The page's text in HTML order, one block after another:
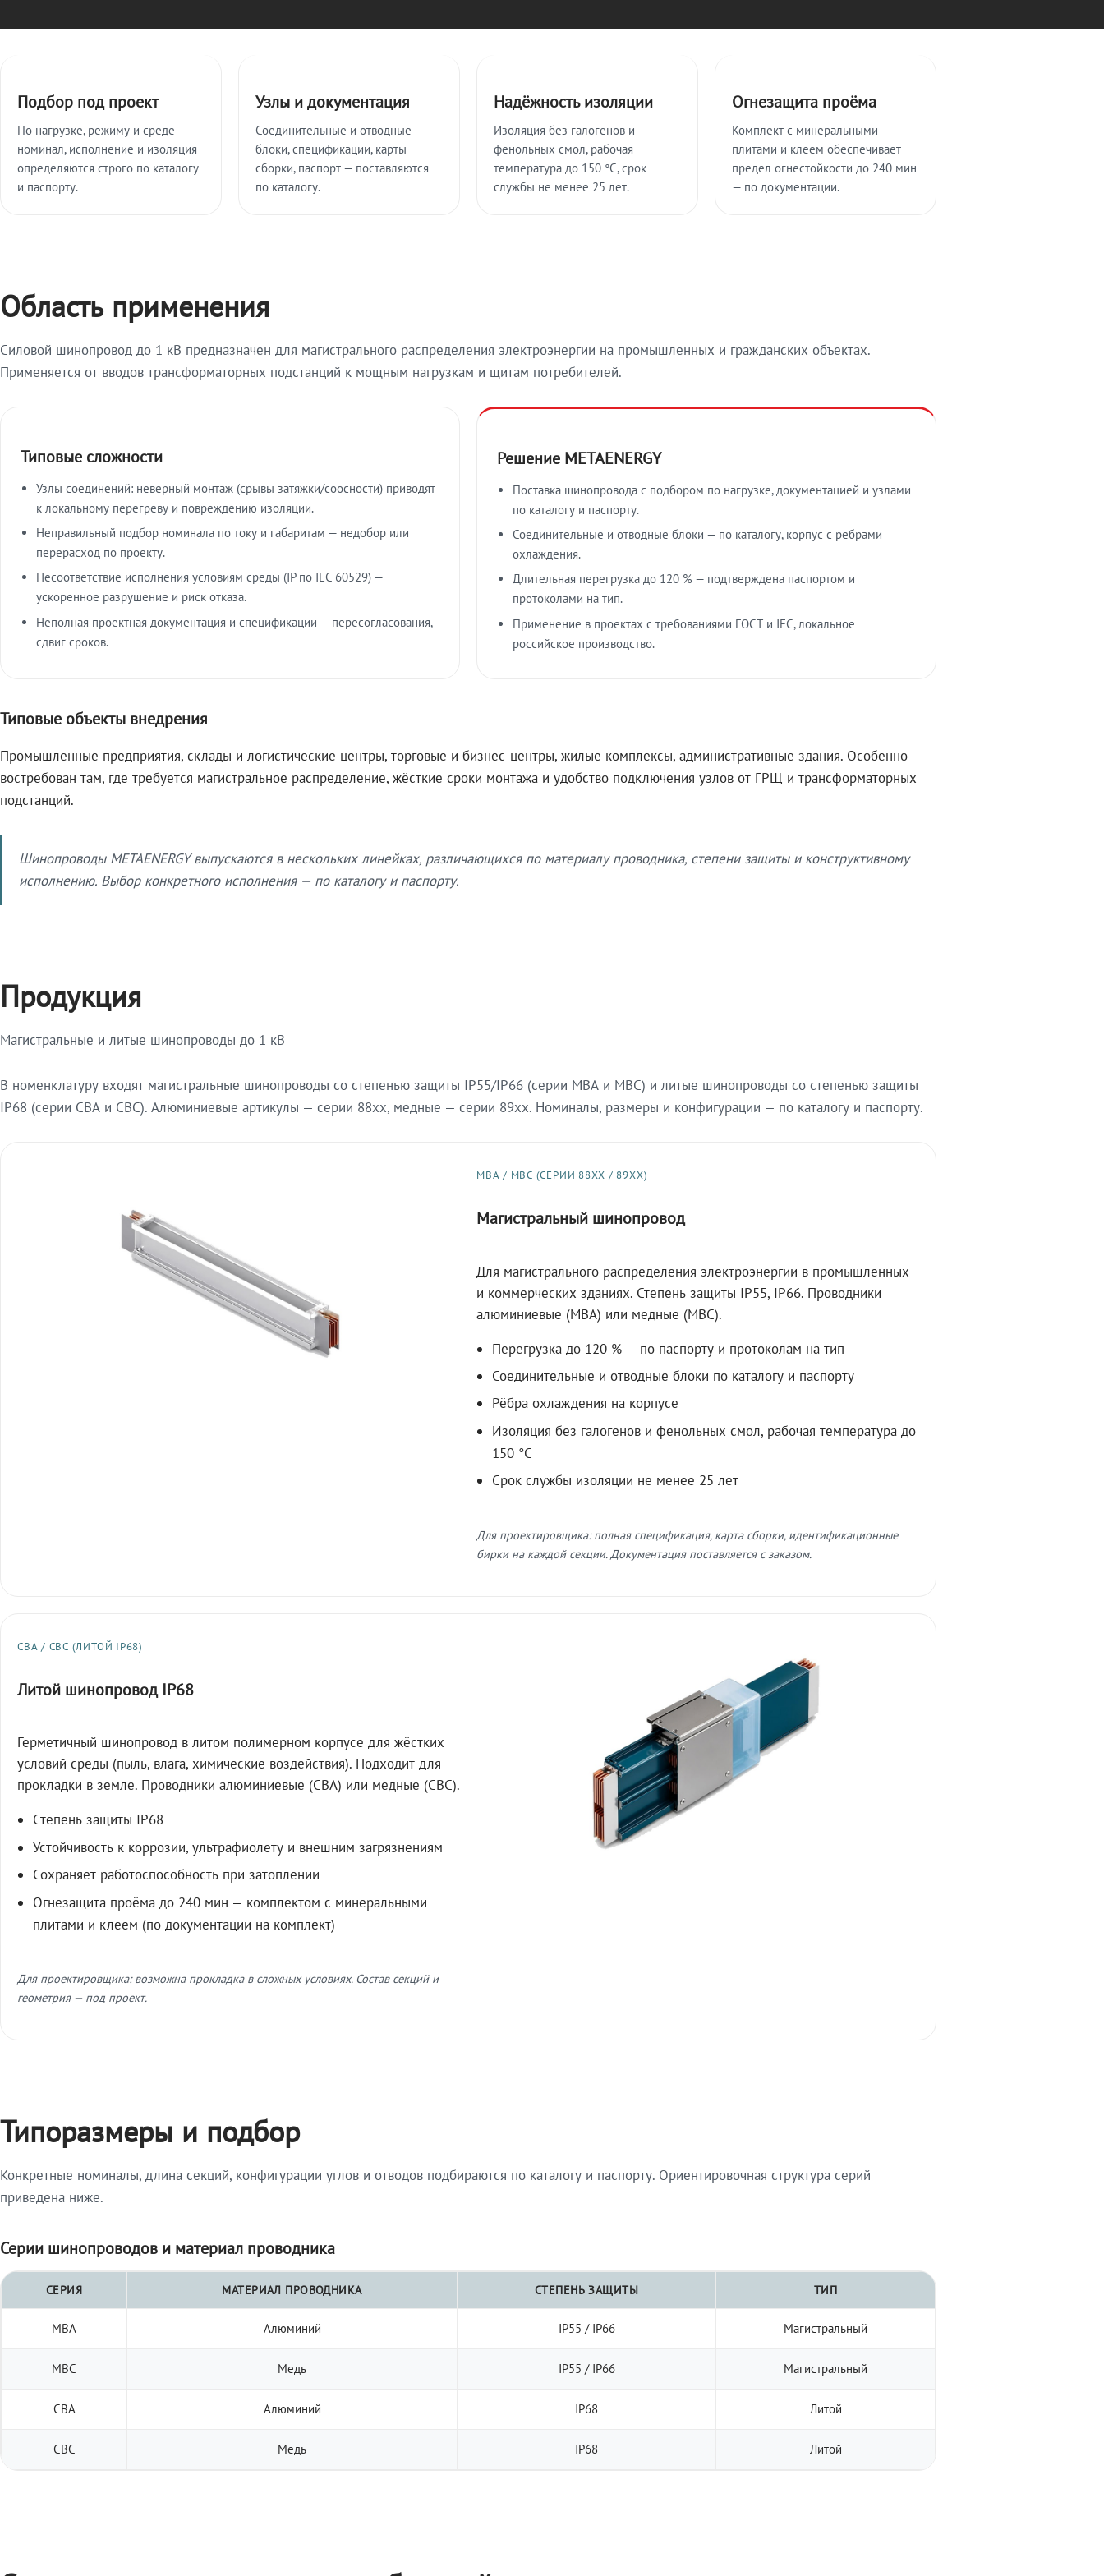
Подбор под проект
По нагрузке, режиму и среде —
номинал, исполнение и изоляция
определяются строго по каталогу
и паспорту.
Узлы и документация
Соединительные и отводные
блоки, спецификации, карты
сборки, паспорт — поставляются
по каталогу.
Надёжность изоляции
Изоляция без галогенов и
фенольных смол, рабочая
температура до 150 °C, срок
службы не менее 25 лет.
Огнезащита проёма
Комплект с минеральными
плитами и клеем обеспечивает
предел огнестойкости до 240 мин
— по документации.
Область применения
Силовой шинопровод до 1 кВ предназначен для магистрального распределения электроэнергии на промышленных и гражданских объектах.
Применяется от вводов трансформаторных подстанций к мощным нагрузкам и щитам потребителей.
Типовые сложности
Узлы соединений: неверный монтаж (срывы затяжки/соосности) приводят
к локальному перегреву и повреждению изоляции.
Неправильный подбор номинала по току и габаритам — недобор или
перерасход по проекту.
Несоответствие исполнения условиям среды (IP по IEC 60529) —
ускоренное разрушение и риск отказа.
Неполная проектная документация и спецификации — пересогласования,
сдвиг сроков.
Решение METAENERGY
Поставка шинопровода с подбором по нагрузке, документацией и узлами
по каталогу и паспорту.
Соединительные и отводные блоки — по каталогу, корпус с рёбрами
охлаждения.
Длительная перегрузка до 120 % — подтверждена паспортом и
протоколами на тип.
Применение в проектах с требованиями ГОСТ и IEC, локальное
российское производство.
Типовые объекты внедрения
Промышленные предприятия, склады и логистические центры, торговые и бизнес-центры, жилые комплексы, административные здания. Особенно
востребован там, где требуется магистральное распределение, жёсткие сроки монтажа и удобство подключения узлов от ГРЩ и трансформаторных
подстанций.
Шинопроводы METAENERGY выпускаются в нескольких линейках, различающихся по материалу проводника, степени защиты и конструктивному
исполнению. Выбор конкретного исполнения — по каталогу и паспорту.
Продукция
Магистральные и литые шинопроводы до 1 кВ
В номенклатуру входят магистральные шинопроводы со степенью защиты IP55/IP66 (серии МВА и МВС) и литые шинопроводы со степенью защиты
IP68 (серии СВА и СВС). Алюминиевые артикулы — серии 88xx, медные — серии 89xx. Номиналы, размеры и конфигурации — по каталогу и паспорту.
МВА / МВС (СЕРИИ 88XX / 89XX)
Магистральный шинопровод
Для магистрального распределения электроэнергии в промышленных
и коммерческих зданиях. Степень защиты IP55, IP66. Проводники
алюминиевые (МВА) или медные (МВС).
Перегрузка до 120 % — по паспорту и протоколам на тип
Соединительные и отводные блоки по каталогу и паспорту
Рёбра охлаждения на корпусе
Изоляция без галогенов и фенольных смол, рабочая температура до
150 °C
Срок службы изоляции не менее 25 лет
Для проектировщика: полная спецификация, карта сборки, идентификационные
бирки на каждой секции. Документация поставляется с заказом.
СВА / СВС (ЛИТОЙ IP68)
Литой шинопровод IP68
Герметичный шинопровод в литом полимерном корпусе для жёстких
условий среды (пыль, влага, химические воздействия). Подходит для
прокладки в земле. Проводники алюминиевые (СВА) или медные (СВС).
Степень защиты IP68
Устойчивость к коррозии, ультрафиолету и внешним загрязнениям
Сохраняет работоспособность при затоплении
Огнезащита проёма до 240 мин — комплектом с минеральными
плитами и клеем (по документации на комплект)
Для проектировщика: возможна прокладка в сложных условиях. Состав секций и
геометрия — под проект.
Типоразмеры и подбор
Конкретные номиналы, длина секций, конфигурации углов и отводов подбираются по каталогу и паспорту. Ориентировочная структура серий
приведена ниже.
Серии шинопроводов и материал проводника
СЕРИЯ МАТЕРИАЛ ПРОВОДНИКА СТЕПЕНЬ ЗАЩИТЫ ТИП
МВА Алюминий IP55 / IP66 Магистральный
МВС Медь IP55 / IP66 Магистральный
СВА Алюминий IP68 Литой
СВС Медь IP68 Литой